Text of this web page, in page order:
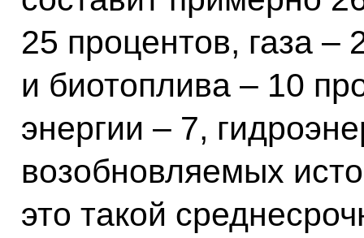
25 процентов, газа
и биотоплива – 10
энергии – 7,
возобновляемых
это такой